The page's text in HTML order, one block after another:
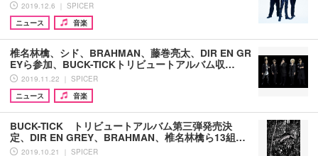
2019.12.6 ｜ SPICER
ニュース
音楽
椎名林檎、シド、BRAHMAN、藤巻亮太、DIR EN GR
EYら参加、BUCK-TICKトリビュートアルバム収…
2019.11.22 ｜ SPICER
ニュース
音楽
BUCK-TICK トリビュートアルバム第三弾発売決
定、DIR EN GREY、BRAHMAN、椎名林檎ら13組…
2019.10.21 ｜ SPICER